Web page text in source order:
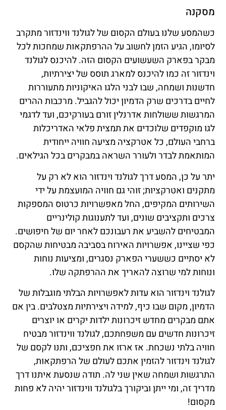
מסקנה
כשהמסע שלנו בעולם הקסום של לגולנד ווינדזור מתקרב
לסיומו, הגיע הזמן לחשוב על ההרפתקאות שמחכות לכל
מבקר בפארק השעשועים הקסום הזה. להיכנס לגולנד
וינדזור זה כמו להיכנס למארג תוסס של יצירתיות,
חדשנות ושמחה, שבו לבני הלגו האיקוניות מתעוררות
לחיים בדרכים שרק הדמיון יכול להגביל. מרכבות ההרים
המרגשות ששולחות אדרנלין זורם בעורקיכם, ועד לדגמי
לגו מוקפדים שלוכדים את תמצית פלאי האדריכלות
ברחבי העולם, כל אטרקציה מציעה חוויה ייחודית
המותאמת לבדר ולעורר השראה במבקרים בכל הגילאים.
יתר על כן, המסע דרך לגולנד וינדזור הוא לא רק על
מתקנים ואטרקציות; זוהי גם חוויה המועצמת על ידי
השירותים המקיפים, החל מאפשרויות כרטוס המספקות
צרכים ותקציבים שונים, ועד לתענוגות קולינריים
המבטיחים להשביע את רעבונכם לאחר יום של חיפושים.
כפי שציינו, אפשרויות האירוח בסביבה מבטיחות שהקסם
לא יסתיים כששערי הפארק נסגרים, ומציעות נוחות
ונוחות למי שרוצה להאריך את ההרפתקה שלו.
לגולנד וינדזור הוא עדות לאפשרויות הבלתי מוגבלות של
הדמיון, מקום שבו כיף, למידה ויצירתיות מצטלבים. בין אם
אתם מבקרים מחדש זיכרונות ילדות יקרים או יוצרים
זיכרונות חדשים עם משפחתכם, לגולנד ווינדזור מבטיח
חוויה בלתי נשכחת. אז ארזו את חפציכם, ותנו לקסם של
לגולנד וינדזור להזמין אתכם לעולם של הרפתקאות,
התרגשות ושמחה שאין שני לה. תודה שנסעת איתנו דרך
מדריך זה, ומי ייתן וביקורך בלגולנד ווינדזור יהיה לא פחות
מקסום!